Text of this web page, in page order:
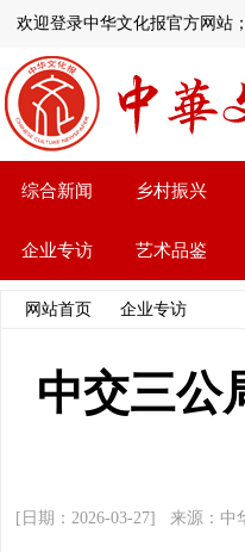
欢迎登录中华文化报官方网站；
综合新闻 乡村振兴
企业专访 艺术品鉴
网站首页 企业专访
中交三公
[日期：2026-03-27] 来源：